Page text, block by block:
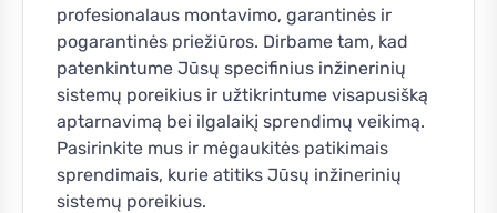
profesionalaus montavimo, garantinės ir
pogarantinės priežiūros. Dirbame tam, kad
patenkintume Jūsų specifinius inžinerinių
sistemų poreikius ir užtikrintume visapusišką
aptarnavimą bei ilgalaikį sprendimų veikimą.
Pasirinkite mus ir mėgaukitės patikimais
sprendimais, kurie atitiks Jūsų inžinerinių
sistemų poreikius.